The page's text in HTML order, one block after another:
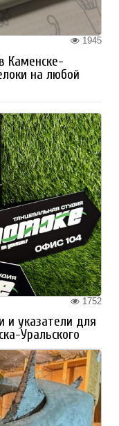
1945
Каменске-
на любой
1752
и указатели для
Уральского